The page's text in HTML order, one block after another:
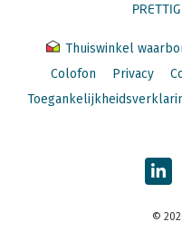
Thuiswinkel
Colofon
Privacy
©